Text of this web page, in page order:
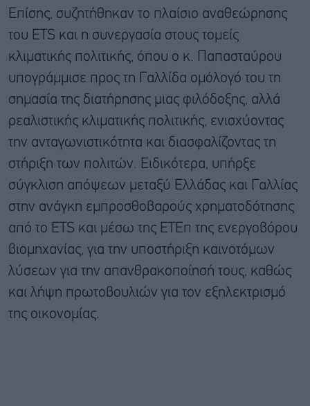
Επίσης, συζητήθηκαν το πλαίσιο αναθεώρησης
του ETS και η συνεργασία στους τομείς
κλιματικής πολιτικής, όπου ο κ. Παπασταύρου
υπογράμμισε προς τη Γαλλίδα ομόλογό του τη
σημασία της διατήρησης μιας φιλόδοξης, αλλά
ρεαλιστικής κλιματικής πολιτικής, ενισχύοντας
την ανταγωνιστικότητα και διασφαλίζοντας τη
στήριξη των πολιτών. Ειδικότερα, υπήρξε
σύγκλιση απόψεων μεταξύ Ελλάδας και Γαλλίας
στην ανάγκη εμπροσθοβαρούς χρηματοδότησης
από το ETS και μέσω της ΕΤΕπ της ενεργοβόρου
βιομηχανίας, για την υποστήριξη καινοτόμων
λύσεων για την απανθρακοποίησή τους, καθώς
και λήψη πρωτοβουλιών για τον εξηλεκτρισμό
της οικονομίας.